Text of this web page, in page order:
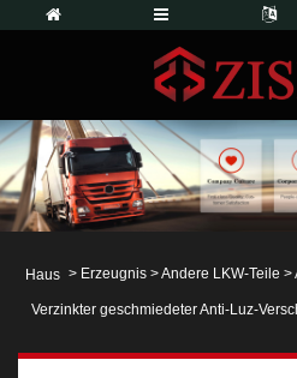
Haus > Erzeugnis >Andere LKW-Teile >
Verzinkter geschmiedeter Anti-Luz-